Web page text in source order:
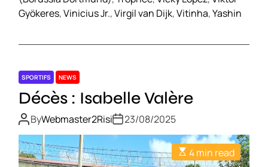
Gyökeres,Vinicius Jr.,Virgil van Dijk,Vitinha,Yashin
SPORTIFS NEWS
Décès : Isabelle Valère
ByWebmaster2Risi 23/08/2025
4 min read